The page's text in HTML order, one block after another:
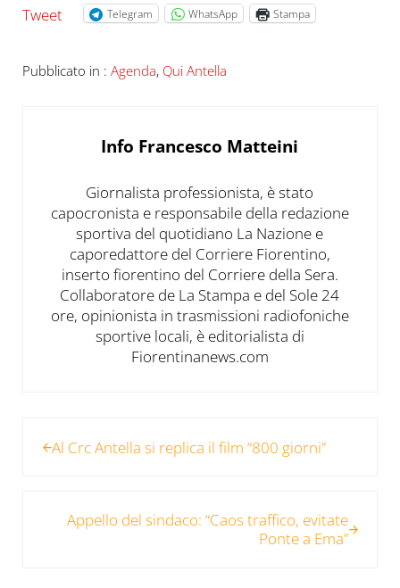
Tweet Telegram WhatsApp Stampa
Pubblicato in : Agenda, Qui Antella
Info Francesco Matteini
Giornalista professionista, è stato
capocronista e responsabile della redazione
sportiva del quotidiano La Nazione e
caporedattore del Corriere Fiorentino,
inserto fiorentino del Corriere della Sera.
Collaboratore de La Stampa e del Sole 24
ore, opinionista in trasmissioni radiofoniche
sportive locali, è editorialista di
Fiorentinanews.com
Al Crc Antella si replica il film “800 giorni”
Appello del sindaco: “Caos traffico, evitate
Ponte a Ema”